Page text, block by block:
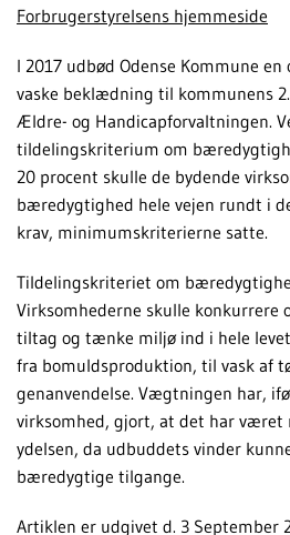
Forbrugerstyrelsens hjemmeside
I 2017 udbød Odense Kommune
vaske beklædning til kommunens
Ældre- og Handicapforvaltningen.
tildelingskriterium om
20 procent skulle de bydende
bæredygtighed hele vejen rundt i
krav, minimumskriterierne satte.
Tildelingskriteriet om
Virksomhederne skulle konkurrere
tiltag og tænke miljø ind i hele
fra bomuldsproduktion, til vask af
genanvendelse. Vægtningen har,
virksomhed, gjort, at det har
ydelsen, da udbuddets vinder
bæredygtige tilgange.
Artiklen er udgivet d. 3 September